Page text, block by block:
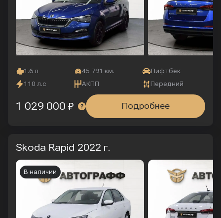
1.6 л 45 791 км.
Лифтбек
110 л.с
АКПП Передний
Подробнее
1 029 000 ₽
Skoda Rapid 2022 г.
В наличии